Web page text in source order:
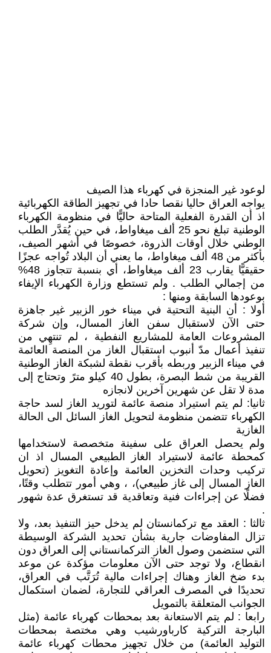
لوعود غير المنجزة في كهرباء هذا الصيف
يواجه العراق حاليا نقصا حادا في تجهيز الطاقة الكهربائية
اذ أن القدرة الفعلية المتاحة حاليًّا في منظومة الكهرباء
الوطنية تبلغ نحو 25 ألف ميغاواط، في حين يُقدَّر الطلب
الوطني خلال أوقات الذروة، خصوصًا في أشهر الصيف،
بأكثر من 48 ألف ميغاواط، ما يعني أن البلاد تُواجه عجزًا
حقيقيًّا يقارب 23 ألف ميغاواط، أي بنسبة تتجاوز 48%
من إجمالي الطلب . ولم تستطع وزارة الكهرباء الإيفاء
بوعودها السابقة ومنها :
أولا : أن البنية التحتية في ميناء خور الزبير غير جاهزة
حتى الآن لاستقبال سفن الغاز المسال، وإن شركة
المشروعات العامة للمشاريع النفطية ، لم تنتهِي من
تنفيذ أعمال مدّ أنبوب استقبال الغاز من المنصة العائمة
في ميناء الزبير وربطه بأقرب نقطة لشبكة الغاز الوطنية
القريبة من شط البصرة، بطول 40 كيلو مترً وتحتاج إلى
مدة لا تقل عن شهرين آخرين لانجازه
ثانيا: لم يتم استيراد منصة عائمة لتوريد الغاز لسد حاجة
الكهرباء تتضمن منظومة لتحويل الغاز السائل الى الحالة
الغازية
ولم يحصل العراق على سفينة متخصصة لاستخدامها
كمحطة عائمة لاستيراد الغاز الطبيعي المسال اذ ان
تركيب وحدات التخزين العائمة وإعادة التغويز (تحويل
الغاز المسال إلى غاز طبيعي)، ، وهي أمور تتطلب وقتًا،
فضلًا عن إجراءات فنية وتعاقدية قد تستغرق عدة شهور
.
ثالثا : العقد مع تركمانستان لم يدخل حيز التنفيذ بعد، ولا
تزال المفاوضات جارية بشأن تحديد الشركة الوسيطة
التي ستضمن وصول الغاز التركمانستاني إلى العراق دون
انقطاع، ولا توجد حتى الآن معلومات مؤكدة عن موعد
بدء ضخ الغاز وهناك إجراءات مالية تُرَتَّب في العراق،
تحديدًا في المصرف العراقي للتجارة، لضمان استكمال
الجوانب المتعلقة بالتمويل
رابعا : لم يتم الاستعانة بعد بمحطات كهرباء عائمة (مثل
البارجة التركية كارباورشيب وهي مختصة بمحطات
التوليد العائمة) من خلال تجهيز محطات كهرباء عائمة